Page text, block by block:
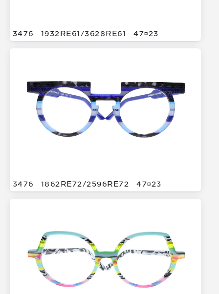
3476 1932RE61/3628RE61 4723
3476 1862RE72/2596RE72 4723